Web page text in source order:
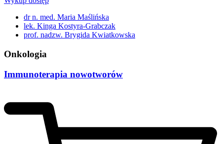
dr n. med. Maria Maślińska
lek. Kinga Kostyra-Grabczak
prof. nadzw. Brygida Kwiatkowska
Onkologia
Immunoterapia nowotworów